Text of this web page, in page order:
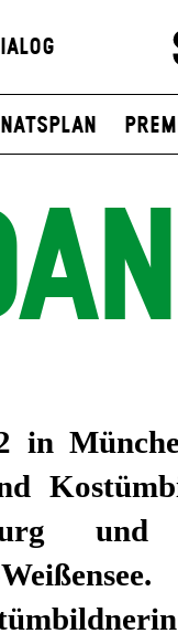
in
Zürich,
und
Tom
Peter